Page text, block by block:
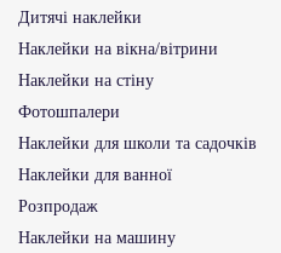
Дитячі наклейки
Наклейки на вікна/вітрини
Наклейки на стіну
Фотошпалери
Наклейки для школи та садочків
Наклейки для ванної
Розпродаж
Наклейки на машину